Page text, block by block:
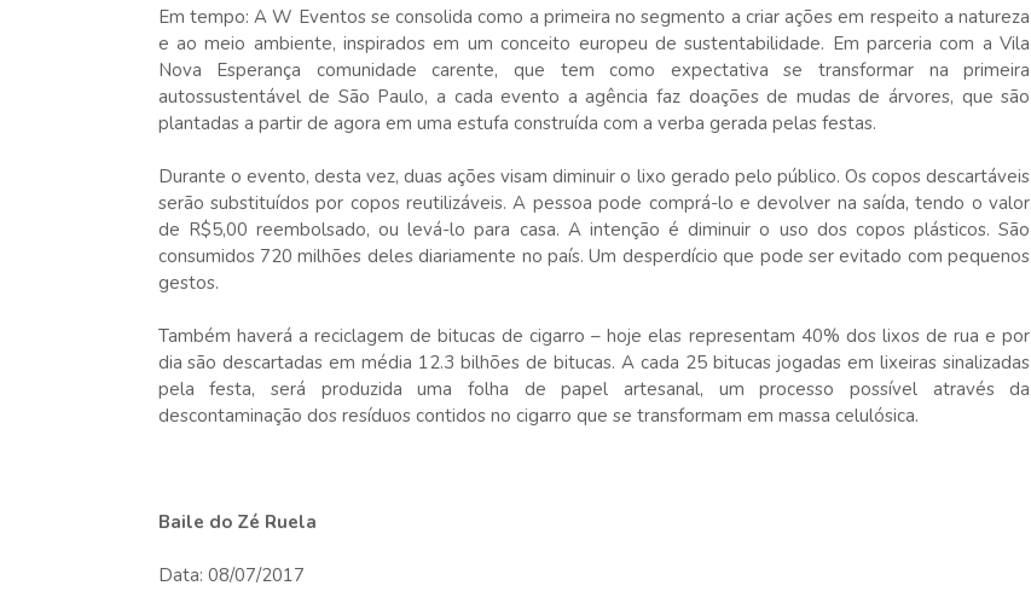
Em tempo: A W Eventos se consolida como a primeira no segmento a criar ações em respeito a natureza
e ao meio ambiente, inspirados em um conceito europeu de sustentabilidade. Em parceria com a Vila
Nova Esperança comunidade carente, que tem como expectativa se transformar na primeira
autossustentável de São Paulo, a cada evento a agência faz doações de mudas de árvores, que são
plantadas a partir de agora em uma estufa construída com a verba gerada pelas festas.
Durante o evento, desta vez, duas ações visam diminuir o lixo gerado pelo público. Os copos descartáveis
serão substituídos por copos reutilizáveis. A pessoa pode comprá-lo e devolver na saída, tendo o valor
de R$5,00 reembolsado, ou levá-lo para casa. A intenção é diminuir o uso dos copos plásticos. São
consumidos 720 milhões deles diariamente no país. Um desperdício que pode ser evitado com pequenos
gestos.
Também haverá a reciclagem de bitucas de cigarro – hoje elas representam 40% dos lixos de rua e por
dia são descartadas em média 12.3 bilhões de bitucas. A cada 25 bitucas jogadas em lixeiras sinalizadas
pela festa, será produzida uma folha de papel artesanal, um processo possível através da
descontaminação dos resíduos contidos no cigarro que se transformam em massa celulósica.
Baile do Zé Ruela
Data: 08/07/2017